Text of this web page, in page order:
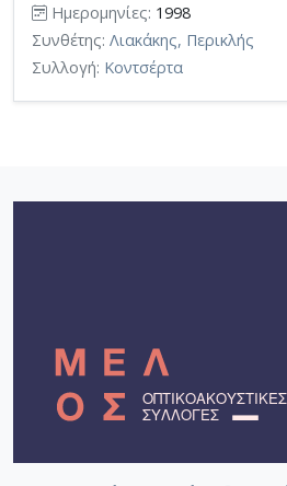
Ημερομηνίες: 1998
Συνθέτης: Λιακάκης, Περικλής
Συλλογή: Κοντσέρτα